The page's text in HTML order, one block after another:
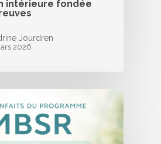
intérieure fondée
Jourdren
2026